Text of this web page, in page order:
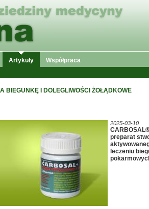
Artykuły Współpraca
BIEGUNKĘ I DOLEGLIWOŚCI ŻOŁĄDKOWE
2025-03-10
preparat
leczeniu